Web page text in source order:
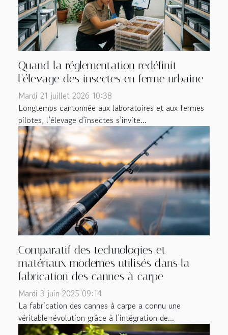
Quand la réglementation redéfinit
l’élevage des insectes en ferme urbaine
Mardi 21 juillet 2026 10:38
Longtemps cantonnée aux laboratoires et aux fermes
pilotes, l’élevage d’insectes s’invite...
Comparatif des technologies et
matériaux modernes utilisés dans la
fabrication des cannes à carpe
Mardi 3 juin 2025 09:14
La fabrication des cannes à carpe a connu une
véritable révolution grâce à l’intégration de...